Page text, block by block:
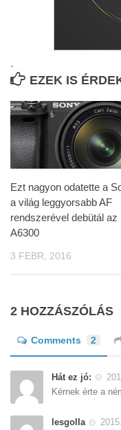
.
EZEK IS
Ezt nagyon odatette a
a világ leggyorsabb AF
rendszerével debütál az
A6300
3 FEBR, 2016
2 HOZZÁSZÓLÁS
Comments 2
Hát ez jó:
Kérnek érte a
lesgolla